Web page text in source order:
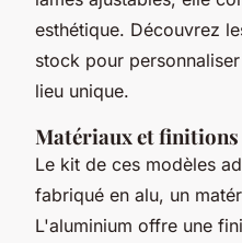
esthétique. Découvrez
stock pour
lieu unique.
Matériaux et finitions
Le kit de ces modèles
fabriqué en alu, un
L'aluminium offre une